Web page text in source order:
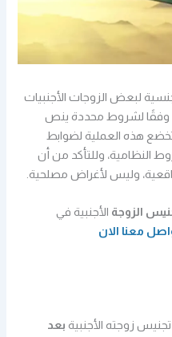
لبعض الزوجات الأجنبيات
وفقًا لشروط محددة ينص
هذه العملية لضوابط
النظامية، وللتأكد من أن
وليس لأغراض مصلحية.
الزوجة الأجنبية في
معنا الان
زوجته الأجنبية بعد